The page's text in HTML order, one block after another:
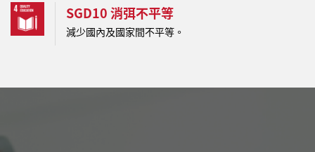
SGD10 消弭不平等
減少國內及國家間不平等。